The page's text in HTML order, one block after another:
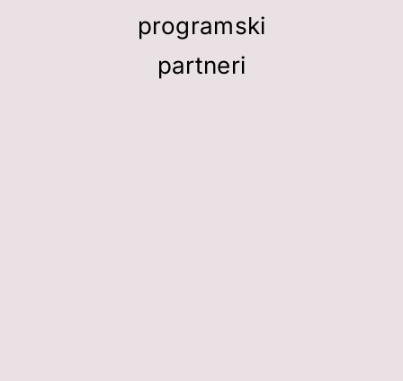
programski
partneri